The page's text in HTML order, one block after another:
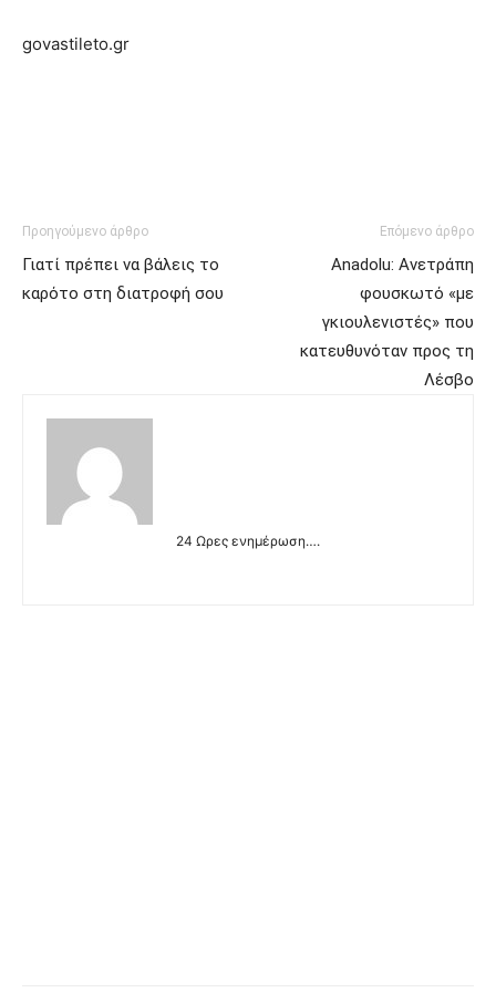
govastileto.gr
Προηγούμενο άρθρο
Γιατί πρέπει να βάλεις το
καρότο στη διατροφή σου
Επόμενο άρθρο
Anadolu: Ανετράπη
φουσκωτό «με
γκιουλενιστές» που
κατευθυνόταν προς τη
Λέσβο
24 Ωρες ενημέρωση….